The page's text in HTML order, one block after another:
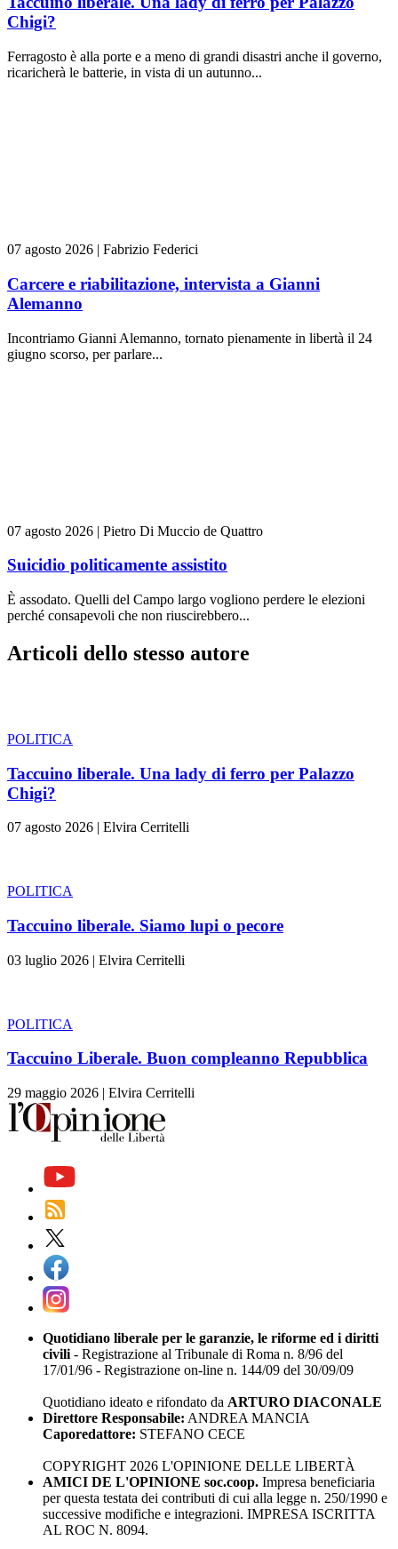
Chigi?
Ferragosto è alla porte e a meno di grandi disastri anche il governo,
ricaricherà le batterie, in vista di un autunno...
07 agosto 2026 | Fabrizio Federici
Carcere e riabilitazione, intervista a Gianni
Alemanno
Incontriamo Gianni Alemanno, tornato pienamente in libertà il 24
giugno scorso, per parlare...
07 agosto 2026 | Pietro Di Muccio de Quattro
Suicidio politicamente assistito
È assodato. Quelli del Campo largo vogliono perdere le elezioni
perché consapevoli che non riuscirebbero...
Articoli dello stesso autore
POLITICA
Taccuino liberale. Una lady di ferro per Palazzo
Chigi?
07 agosto 2026 | Elvira Cerritelli
POLITICA
Taccuino liberale. Siamo lupi o pecore
03 luglio 2026 | Elvira Cerritelli
POLITICA
Taccuino Liberale. Buon compleanno Repubblica
29 maggio 2026 | Elvira Cerritelli
Quotidiano liberale per le garanzie, le riforme ed i diritti
civili - Registrazione al Tribunale di Roma n. 8/96 del
17/01/96 - Registrazione on-line n. 144/09 del 30/09/09
Quotidiano ideato e rifondato da ARTURO DIACONALE
Direttore Responsabile: ANDREA MANCIA
Caporedattore: STEFANO CECE
COPYRIGHT 2026 L'OPINIONE DELLE LIBERTÀ
AMICI DE L'OPINIONE soc.coop. Impresa beneficiaria
per questa testata dei contributi di cui alla legge n. 250/1990 e
successive modifiche e integrazioni. IMPRESA ISCRITTA
AL ROC N. 8094.